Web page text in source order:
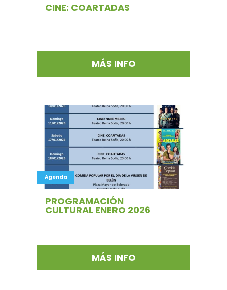
CINE: COARTADAS
MÁS INFO
Agenda
PROGRAMACIÓN
CULTURAL ENERO 2026
MÁS INFO